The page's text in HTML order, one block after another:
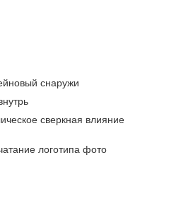
снаружи
сверкная влияние
логотипа фото